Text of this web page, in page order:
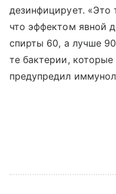
дезинфицирует. «Это
что эффектом явной
спирты 60, а лучше
те бактерии,
предупредил